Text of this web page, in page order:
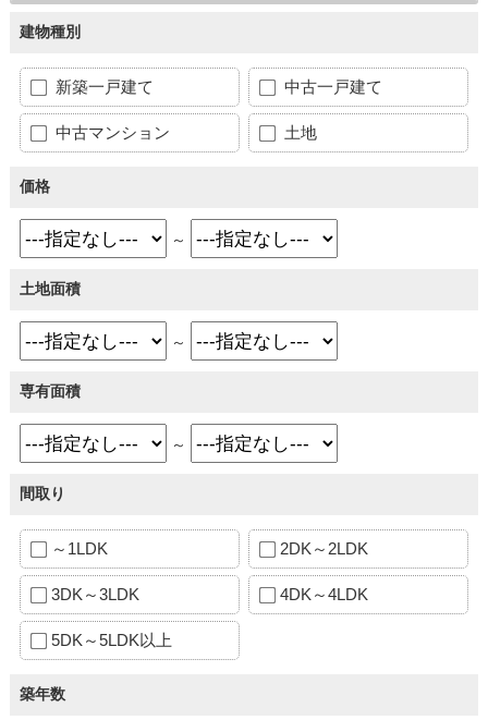
建物種別
新築一戸建て 中古一戸建て
中古マンション 土地
価格
～
土地面積
～
専有面積
～
間取り
～1LDK 2DK～2LDK
3DK～3LDK 4DK～4LDK
5DK～5LDK以上
築年数